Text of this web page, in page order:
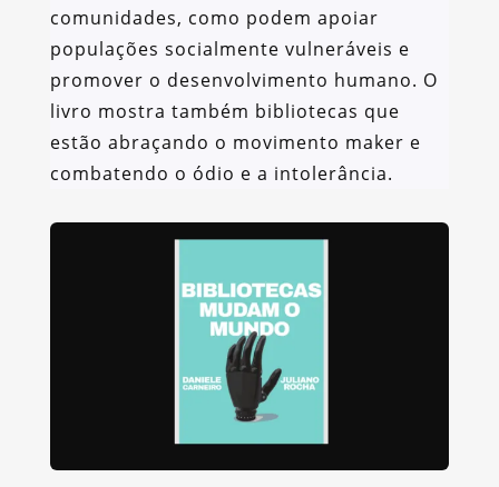
comunidades, como podem apoiar
populações socialmente vulneráveis e
promover o desenvolvimento humano. O
livro mostra também bibliotecas que
estão abraçando o movimento maker e
combatendo o ódio e a intolerância.